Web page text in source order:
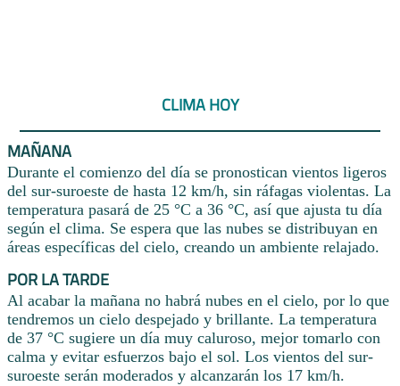
CLIMA HOY
MAÑANA
Durante el comienzo del día se pronostican vientos ligeros
del sur-suroeste de hasta 12 km/h, sin ráfagas violentas. La
temperatura pasará de 25 °C a 36 °C, así que ajusta tu día
según el clima. Se espera que las nubes se distribuyan en
áreas específicas del cielo, creando un ambiente relajado.
POR LA TARDE
Al acabar la mañana no habrá nubes en el cielo, por lo que
tendremos un cielo despejado y brillante. La temperatura
de 37 °C sugiere un día muy caluroso, mejor tomarlo con
calma y evitar esfuerzos bajo el sol. Los vientos del sur-
suroeste serán moderados y alcanzarán los 17 km/h.